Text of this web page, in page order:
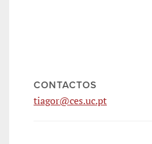
CONTACTOS
tiagor@ces.uc.pt